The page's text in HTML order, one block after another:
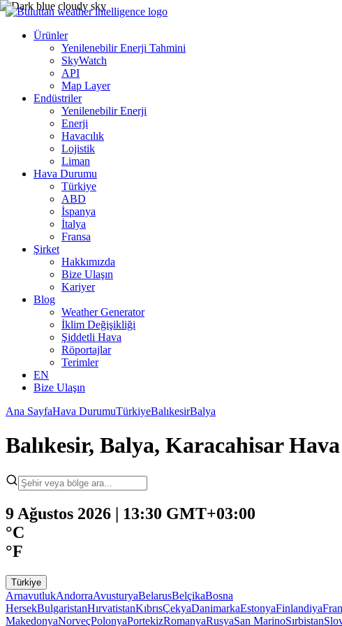
Ürünler
Yenilenebilir Enerji Tahmini
SkyWatch
API
Map Layer
Endüstriler
Yenilenebilir Enerji
Enerji
Havacılık
Lojistik
Liman
Hava Durumu
Türkiye
ABD
İspanya
İtalya
Fransa
Şirket
Hakkımızda
Bize Ulaşın
Kariyer
Blog
Weather Generator
İklim Değişikliği
Şiddetli Hava
Röportajlar
Terimler
EN
Bize Ulaşın
Ana SayfaHava DurumuTürkiyeBalıkesirBalya
Balıkesir, Balya, Karacahisar
9 Ağustos 2026 | 13:30 GMT+03:00
°C
°F
Türkiye
ArnavutlukAndorraAvusturyaBelarusBelçikaBosna
HersekBulgaristanHırvatistanKıbrısÇekyaDanimarkaEstonyaFinlandiya
MakedonyaNorveçPolonyaPortekizRomanyaRusyaSan MarinoSırbistan